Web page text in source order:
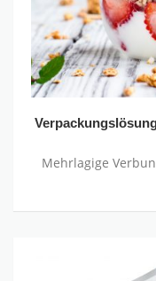
Mehrlagige